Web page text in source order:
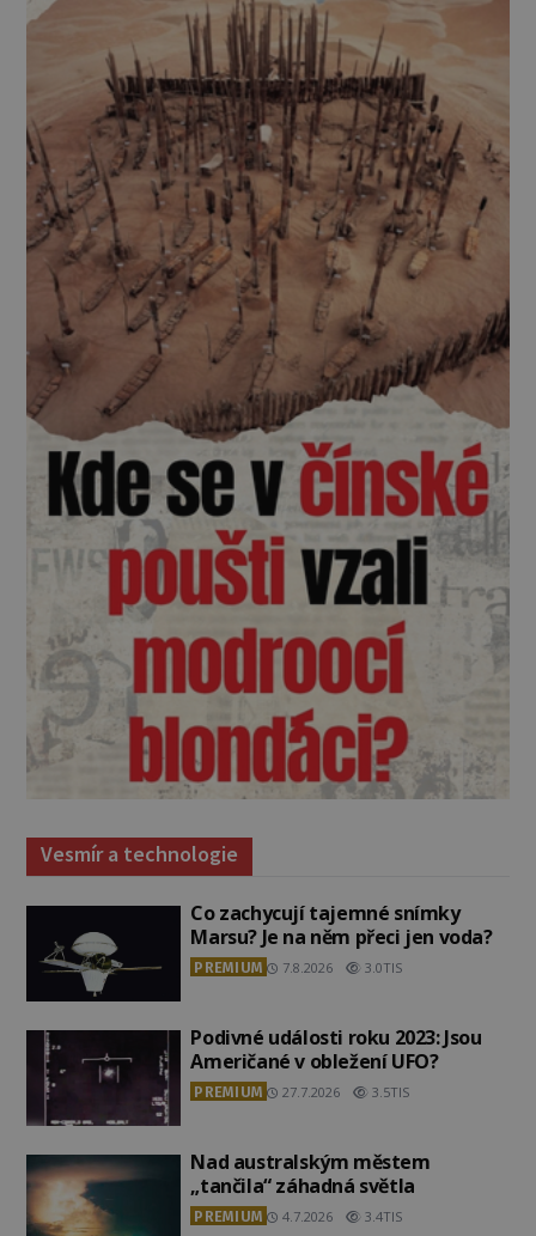
Vesmír a technologie
Co zachycují tajemné snímky
Marsu? Je na něm přeci jen voda?
PREMIUM 7.8.2026 3.0TIS
Podivné události roku 2023: Jsou
Američané v obležení UFO?
PREMIUM 27.7.2026 3.5TIS
Nad australským městem
„tančila“ záhadná světla
PREMIUM 4.7.2026 3.4TIS